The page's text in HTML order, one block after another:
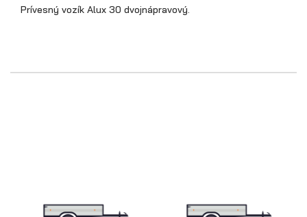
Multiprepravníky VZ O
Prívesný vozík Alux 30 dvojnápravový.